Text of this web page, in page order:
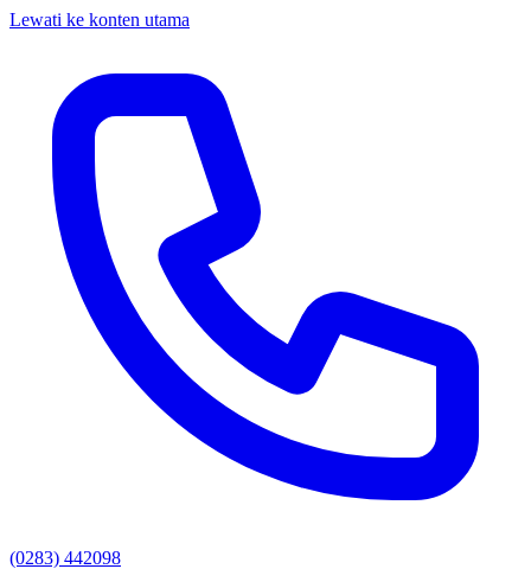
Lewati ke konten utama
(0283) 442098